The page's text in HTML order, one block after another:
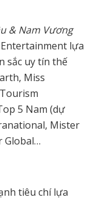
& Nam Vương
Entertainment lựa
sắc uy tín thế
Miss
5 Nam (dự
Mister
Global…
tiêu chí lựa